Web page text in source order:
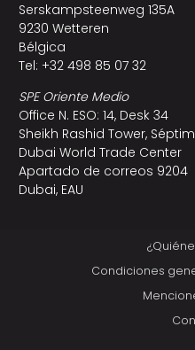
Serskampsteenweg 135A
9230 Wetteren
Bélgica
Tel: +32 498 85 07 32
SPE Oriente Medio
Office N. ESO: 14, Desk 34
Sheikh Rashid Tower,
Dubai World Trade Center
Apartado de correos 9204
Dubai, EAU
Condiciones